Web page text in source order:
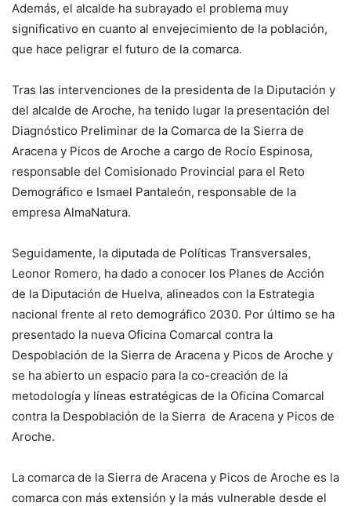
Además, el alcalde ha subrayado el problema muy
significativo en cuanto al envejecimiento de la población,
que hace peligrar el futuro de la comarca.
Tras las intervenciones de la presidenta de la Diputación y
del alcalde de Aroche, ha tenido lugar la presentación del
Diagnóstico Preliminar de la Comarca de la Sierra de
Aracena y Picos de Aroche a cargo de Rocío Espinosa,
responsable del Comisionado Provincial para el Reto
Demográfico e Ismael Pantaleón, responsable de la
empresa AlmaNatura.
Seguidamente, la diputada de Políticas Transversales,
Leonor Romero, ha dado a conocer los Planes de Acción
de la Diputación de Huelva, alineados con la Estrategia
nacional frente al reto demográfico 2030. Por último se ha
presentado la nueva Oficina Comarcal contra la
Despoblación de la Sierra de Aracena y Picos de Aroche y
se ha abierto un espacio para la co-creación de la
metodología y líneas estratégicas de la Oficina Comarcal
contra la Despoblación de la Sierra de Aracena y Picos de
Aroche.
La comarca de la Sierra de Aracena y Picos de Aroche es la
comarca con más extensión y la más vulnerable desde el